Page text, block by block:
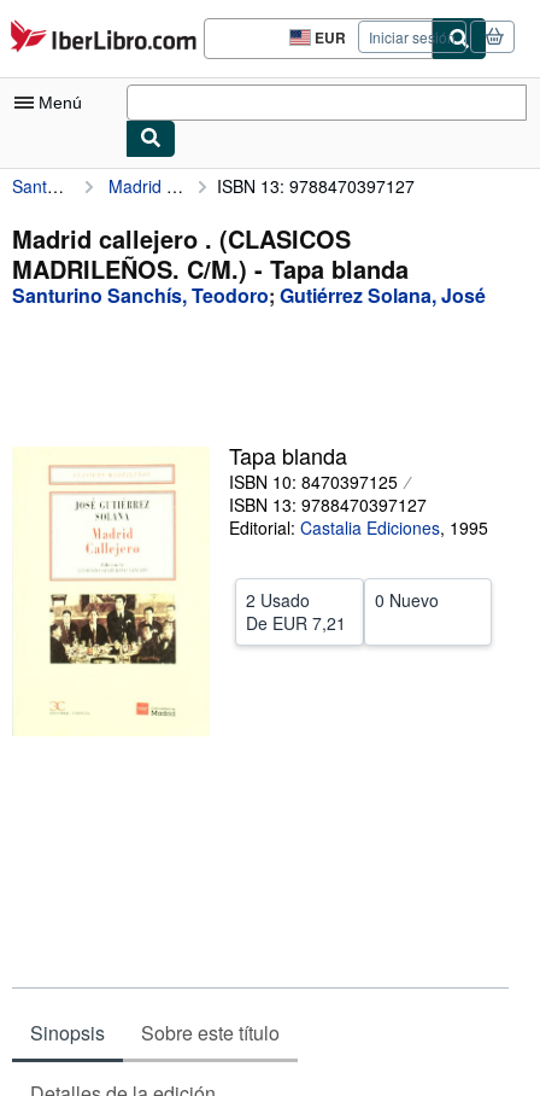
Pasar al contenido principal
IberLibro.com EUR
Preferencias
de
del
Iniciar sesión
Menú
Mi cuenta
Consultar mis pedidos
Búsqueda avanzada
Vendedores
Comenzar a vender
Santurino Sanchís, Teodoro Madrid callejero . (CLASICOS MADRILEÑOS. C/M.) ISBN 13: 9788470397127
Madrid callejero . (CLASICOS
MADRILEÑOS. C/M.) - Tapa blanda
Santurino Sanchís, Teodoro; Gutiérrez Solana, José
Tapa blanda
ISBN 10: 8470397125
ISBN 13: 9788470397127
Editorial: Castalia Ediciones, 1995
2 Usado
De EUR 7,21
0 Nuevo
Sinopsis Sobre este título